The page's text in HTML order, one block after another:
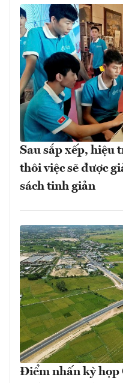
Sau sắp xếp, hiệu
thôi việc sẽ được
sách tinh giản
Điểm nhấn kỳ họp